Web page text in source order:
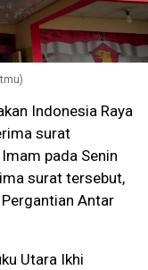
Indonesia Raya
surat
pada Senin
surat tersebut,
Antar
Utara Ikhi